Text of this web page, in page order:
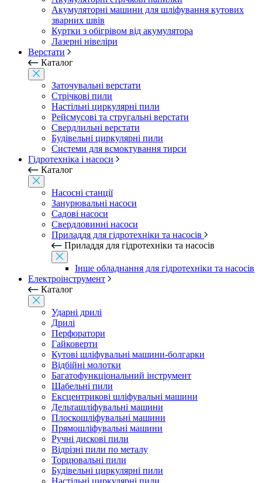
Акумуляторні машини для шліфування кутових
зварних швів
Куртки з обігрівом від акумулятора
Лазерні нівеліри
Верстати
Каталог
Заточувальні верстати
Стрічкові пили
Настільні циркулярні пили
Рейсмусові та стругальні верстати
Свердлильні верстати
Будівельні циркулярні пили
Системи для всмоктування тирси
Гідротехніка і насоси
Каталог
Насосні станції
Занурювальні насоси
Садові насоси
Свердловинні насоси
Приладдя для гідротехніки та насосів
Приладдя для гідротехніки та насосів
Інше обладнання для гідротехніки та насосів
Електроінструмент
Каталог
Ударні дрилі
Дрилі
Перфоратори
Гайковерти
Кутові шліфувальні машини-болгарки
Відбійні молотки
Багатофункціональний інструмент
Шабельні пили
Ексцентрикові шліфувальні машини
Дельташліфувальні машини
Плоскошліфувальні машини
Прямошліфувальні машини
Ручні дискові пили
Відрізні пили по металу
Торцювальні пили
Будівельні циркулярні пили
Настільні циркулярні пили